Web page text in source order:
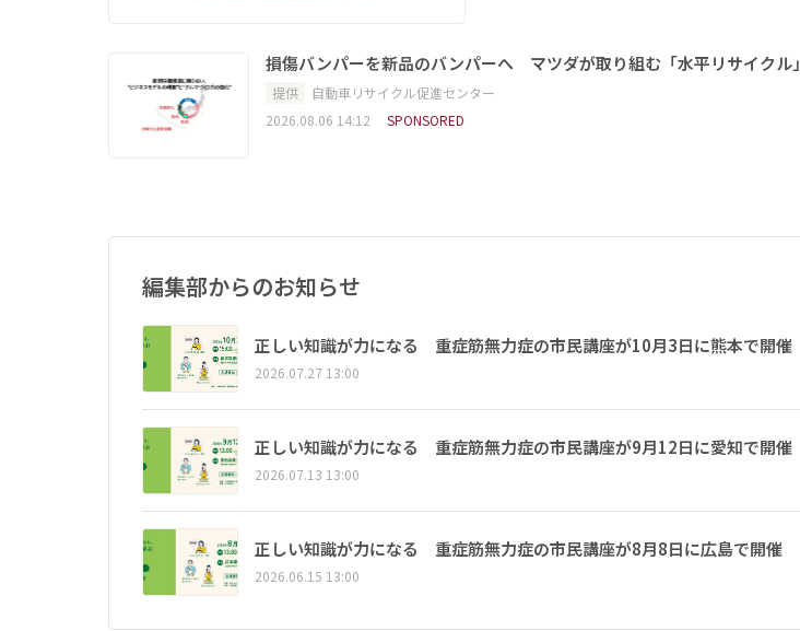
損傷バンパーを新品のバンパーへ マツダが取り組む「水平リサイクル」
提供
自動車リサイクル促進センター
2026.08.06 14:12
SPONSORED
編集部からのお知らせ
正しい知識が力になる 重症筋無力症の市民講座が10月3日に熊本で開催
2026.07.27 13:00
正しい知識が力になる 重症筋無力症の市民講座が9月12日に愛知で開催
2026.07.13 13:00
正しい知識が力になる 重症筋無力症の市民講座が8月8日に広島で開催
2026.06.15 13:00